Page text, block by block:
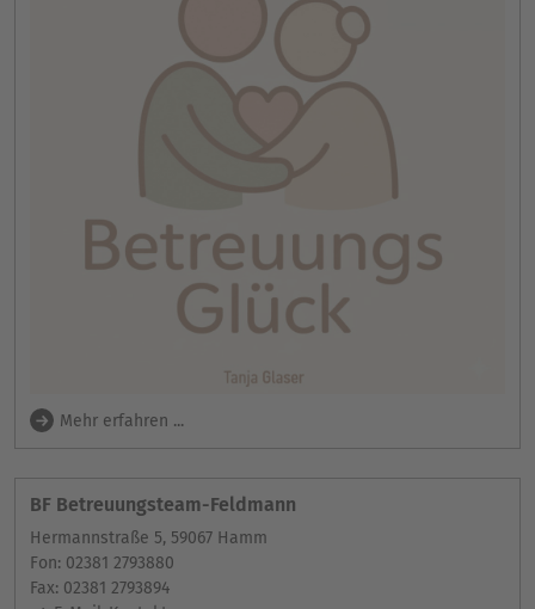
Mehr erfahren ...
BF Betreuungsteam-Feldmann
Hermannstraße 5, 59067 Hamm
Fon: 02381 2793880
Fax: 02381 2793894